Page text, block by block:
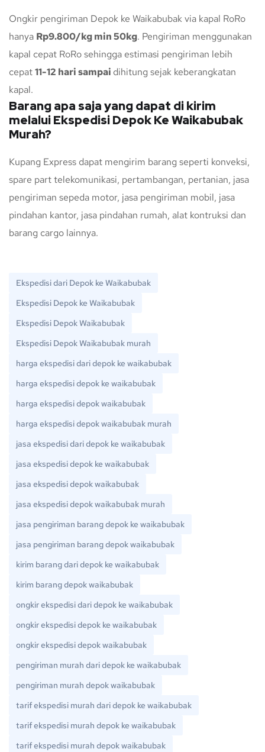
Ongkir pengiriman Depok ke Waikabubak via kapal RoRo
hanya Rp9.800/kg min 50kg. Pengiriman menggunakan
kapal cepat RoRo sehingga estimasi pengiriman lebih
cepat11-12 hari sampai dihitung sejak keberangkatan
kapal.
Barang apa saja yang dapat di kirim
melalui Ekspedisi Depok Ke Waikabubak
Murah?
Kupang Express dapat mengirim barang seperti konveksi,
spare part telekomunikasi, pertambangan, pertanian, jasa
pengiriman sepeda motor, jasa pengiriman mobil, jasa
pindahan kantor, jasa pindahan rumah, alat kontruksi dan
barang cargo lainnya.
Ekspedisi dari Depok ke Waikabubak
Ekspedisi Depok ke Waikabubak
Ekspedisi Depok Waikabubak
Ekspedisi Depok Waikabubak murah
harga ekspedisi dari depok ke waikabubak
harga ekspedisi depok ke waikabubak
harga ekspedisi depok waikabubak
harga ekspedisi depok waikabubak murah
jasa ekspedisi dari depok ke waikabubak
jasa ekspedisi depok ke waikabubak
jasa ekspedisi depok waikabubak
jasa ekspedisi depok waikabubak murah
jasa pengiriman barang depok ke waikabubak
jasa pengiriman barang depok waikabubak
kirim barang dari depok ke waikabubak
kirim barang depok waikabubak
ongkir ekspedisi dari depok ke waikabubak
ongkir ekspedisi depok ke waikabubak
ongkir ekspedisi depok waikabubak
pengiriman murah dari depok ke waikabubak
pengiriman murah depok waikabubak
tarif ekspedisi murah dari depok ke waikabubak
tarif ekspedisi murah depok ke waikabubak
tarif ekspedisi murah depok waikabubak